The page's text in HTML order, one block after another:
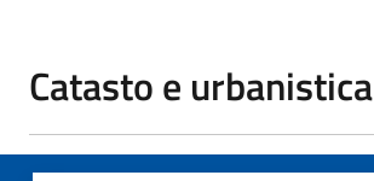
Catasto e urbanistica